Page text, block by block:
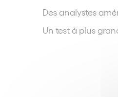
Des analystes
Un test à plus